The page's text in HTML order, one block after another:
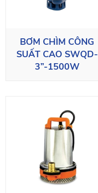
BƠM CHÌM CÔNG
SUẤT CAO SWQD-
3”-1500W